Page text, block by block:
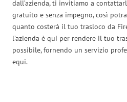
dall’azienda, ti invitiamo a
gratuito e senza impegno, così
quanto costerà il tuo trasloco da
l’azienda è qui per rendere il tuo
possibile, fornendo un servizio
equi.